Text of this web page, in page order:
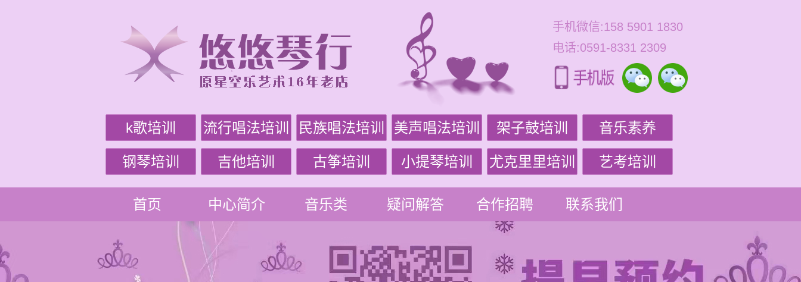
手机微信:158 5901 1830
电话:0591-8331 2309
k歌培训 流行唱法培训 民族唱法培训 美声唱法培训 架子鼓培训 音乐素养
钢琴培训 吉他培训 古筝培训 小提琴培训 尤克里里培训 艺考培训
首页 中心简介 音乐类 疑问解答 合作招聘 联系我们